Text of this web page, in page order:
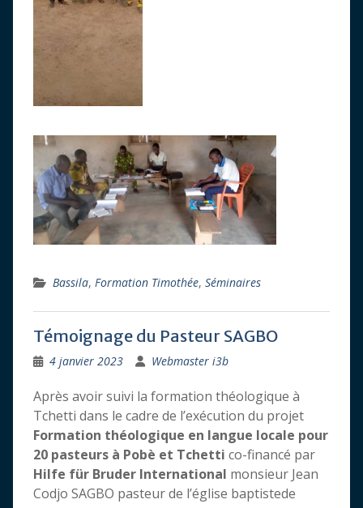
Bassila, Formation Timothée, Séminaires
Témoignage du Pasteur SAGBO
4 janvier 2023 Webmaster i3b
Après avoir suivi la formation théologique à
Tchetti dans le cadre de l’exécution du projet
Formation théologique en langue locale pour
20 pasteurs à Pobè et Tchetti co-financé par
Hilfe für Bruder International monsieur Jean
Codjo SAGBO pasteur de l’église baptistede